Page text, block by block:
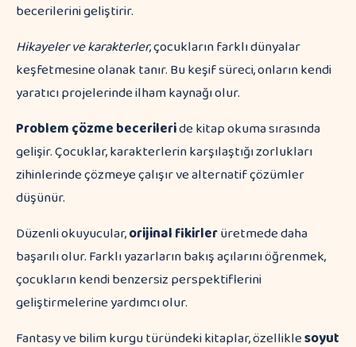
becerilerini geliştirir.
Hikayeler ve karakterler, çocukların farklı dünyalar
keşfetmesine olanak tanır. Bu keşif süreci, onların kendi
yaratıcı projelerinde ilham kaynağı olur.
Problem çözme becerileride kitap okuma sırasında
gelişir. Çocuklar, karakterlerin karşılaştığı zorlukları
zihinlerinde çözmeye çalışır ve alternatif çözümler
düşünür.
Düzenli okuyucular,orijinal fikirlerüretmede daha
başarılı olur. Farklı yazarların bakış açılarını öğrenmek,
çocukların kendi benzersiz perspektiflerini
geliştirmelerine yardımcı olur.
Fantasy ve bilim kurgu türündeki kitaplar, özelliklesoyut